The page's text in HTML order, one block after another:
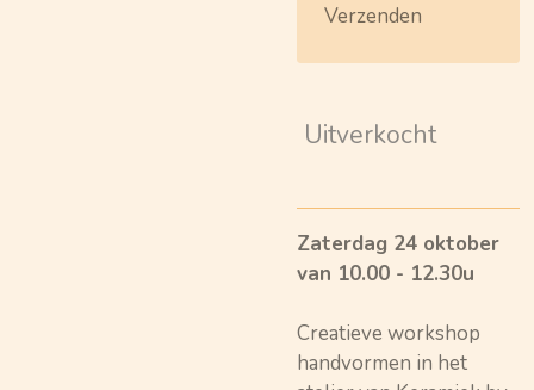
Verzenden
Uitverkocht
Zaterdag 24 oktober
van 10.00 - 12.30u
Creatieve workshop
handvormen in het